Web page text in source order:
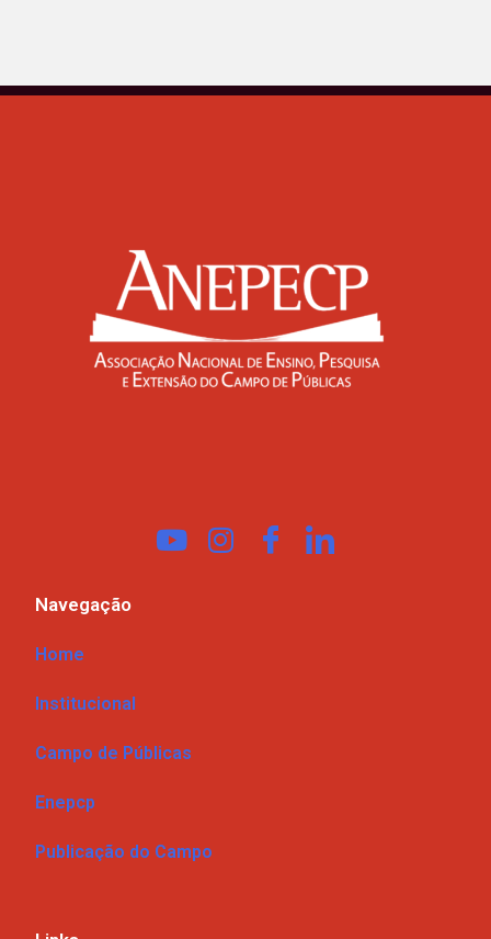
Navegação
Home
Institucional
Campo de Públicas
Enepcp
Publicação do Campo